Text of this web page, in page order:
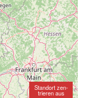
Standort zen-
trieren aus